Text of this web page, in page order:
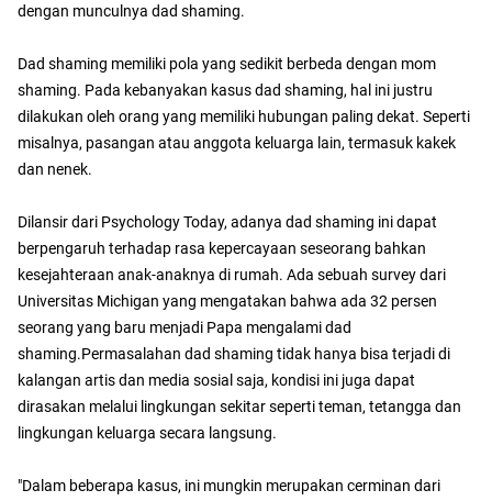
dengan munculnya dad shaming.
Dad shaming memiliki pola yang sedikit berbeda dengan mom
shaming. Pada kebanyakan kasus dad shaming, hal ini justru
dilakukan oleh orang yang memiliki hubungan paling dekat. Seperti
misalnya, pasangan atau anggota keluarga lain, termasuk kakek
dan nenek.
Dilansir dari Psychology Today, adanya dad shaming ini dapat
berpengaruh terhadap rasa kepercayaan seseorang bahkan
kesejahteraan anak-anaknya di rumah. Ada sebuah survey dari
Universitas Michigan yang mengatakan bahwa ada 32 persen
seorang yang baru menjadi Papa mengalami dad
shaming.Permasalahan dad shaming tidak hanya bisa terjadi di
kalangan artis dan media sosial saja, kondisi ini juga dapat
dirasakan melalui lingkungan sekitar seperti teman, tetangga dan
lingkungan keluarga secara langsung.
"Dalam beberapa kasus, ini mungkin merupakan cerminan dari